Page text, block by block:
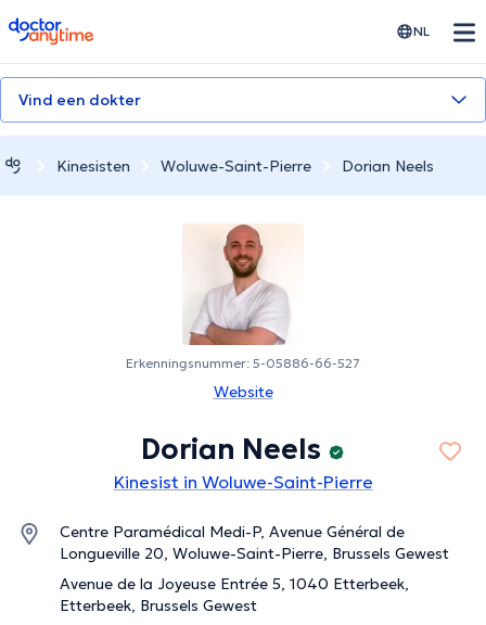
doctoranytime NL
Vind een dokter
Kinesisten Woluwe-Saint-Pierre Dorian Neels
Erkenningsnummer: 5-05886-66-527
Website
Dorian Neels
Kinesist in Woluwe-Saint-Pierre
Centre Paramédical Medi-P, Avenue Général de
Longueville 20, Woluwe-Saint-Pierre, Brussels Gewest
Avenue de la Joyeuse Entrée 5, 1040 Etterbeek,
Etterbeek, Brussels Gewest